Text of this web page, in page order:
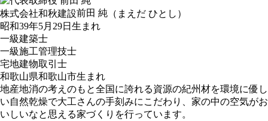
株式会社和秋建設前田 純 （まえだ ひとし）
昭和39年5月29日生まれ
一級建築士
一級施工管理技士
宅地建物取引士
和歌山県和歌山市生まれ
地産地消の考えのもと全国に誇れる資源の紀州材を環境に優し
い自然乾燥で大工さんの手刻みにこだわり、家の中の空気がお
いしいなと思える家づくりを行っています。